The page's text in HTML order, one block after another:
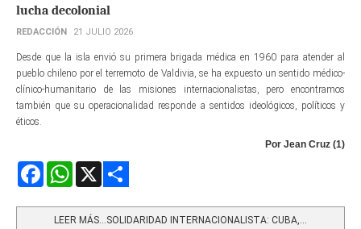
lucha decolonial
REDACCIÓN 21 JULIO 2026
Desde que la isla envió su primera brigada médica en 1960 para atender al
pueblo chileno por el terremoto de Valdivia, se ha expuesto un sentido médico-
clínico-humanitario de las misiones internacionalistas, pero encontramos
también que su operacionalidad responde a sentidos ideológicos, políticos y
éticos.
Por Jean Cruz (1)
FacebookWhatsApp
LEER MÁS…SOLIDARIDAD INTERNACIONALISTA: CUBA,...